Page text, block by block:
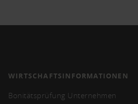
WIRTSCHAFTSINFORMATIONEN
Bonitätsprüfung Unternehmen